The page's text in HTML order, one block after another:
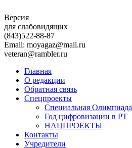
Версия
для слабовидящих
(843)522-88-87
Email: moyagaz@mail.ru
veteran@rambler.ru
Главная
О редакции
Обратная связь
Спецпроекты
Специальная Олимпиада
Год цифровизации в РТ
НАЦПРОЕКТЫ
Контакты
Учредители